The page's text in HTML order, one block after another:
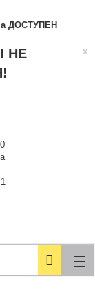
ДОСТУПЕН
НЕ
x